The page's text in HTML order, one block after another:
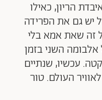
הריון, כאילו
יש גם את הפרידה
זה שאת אמא בלי
השני בזמן
עכשיו, שנתיים
העולם. טור